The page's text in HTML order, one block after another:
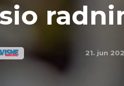
21. jun